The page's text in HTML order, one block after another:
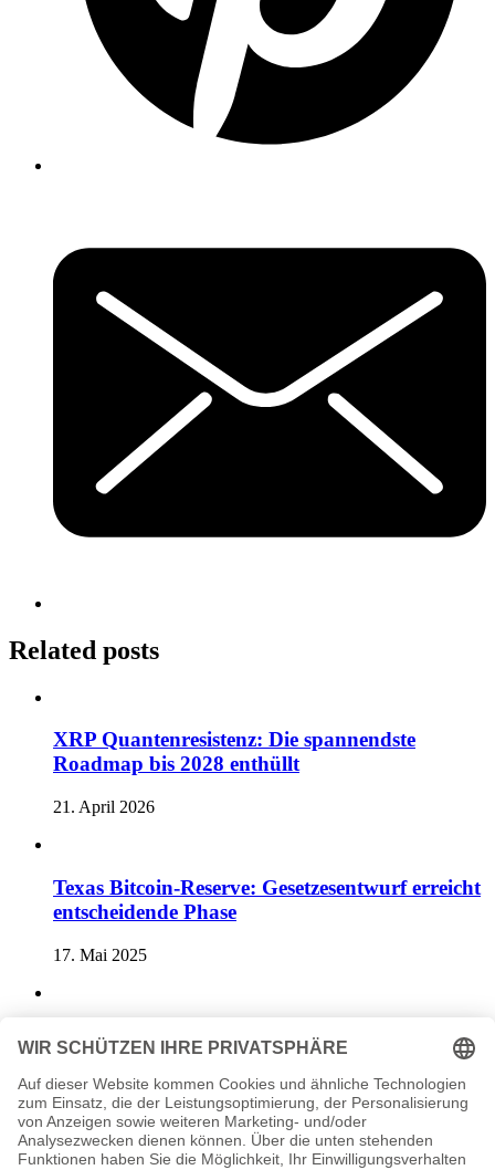
Related posts
XRP Quantenresistenz: Die spannendste
Roadmap bis 2028 enthüllt
21. April 2026
Texas Bitcoin-Reserve: Gesetzesentwurf erreicht
entscheidende Phase
17. Mai 2025
Bitcoin Diversifizierung als Schlüssel zu
besserem Portfolio
14. Mai 2025
Previous post